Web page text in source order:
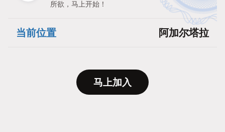
所欲，马上开始！
当前位置 阿加尔塔拉
马上加入